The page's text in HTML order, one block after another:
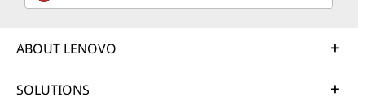
ABOUT LENOVO
SOLUTIONS